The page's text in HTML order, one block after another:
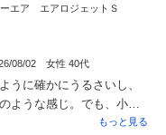
エア エアロジェットＳ
08/02 女性 40代
うに確かにうるさいし、
ような感じ。でも、小さ
ッシュ。屋外で使う分に
もっと見る